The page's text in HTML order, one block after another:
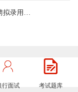
拟录用应届毕业生名单
招聘第一批拟录用人员
示
行面试 考试题库